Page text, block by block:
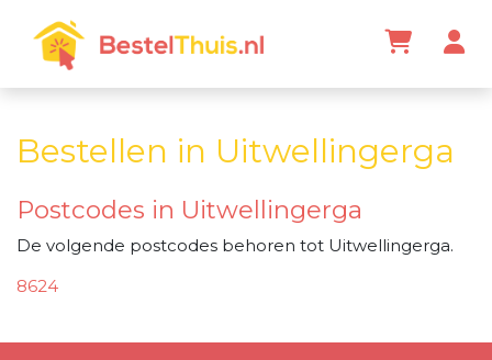
Bestellen in Uitwellingerga
Postcodes in Uitwellingerga
De volgende postcodes behoren tot Uitwellingerga.
8624